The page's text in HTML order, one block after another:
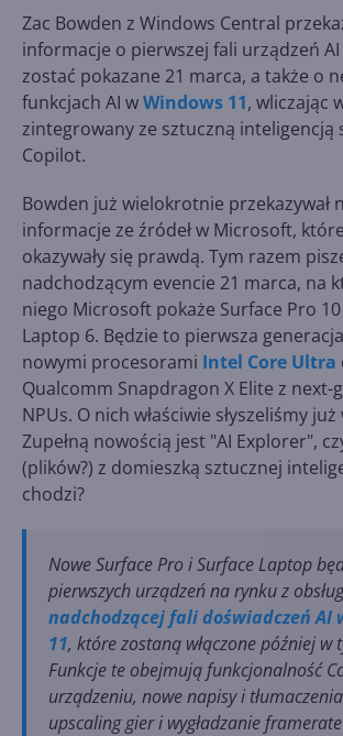
Zac Bowden z Windows Central
informacje o pierwszej fali urządzeń
zostać pokazane 21 marca, a także o
funkcjach AI wWindows 11, wliczając
zintegrowany ze sztuczną inteligencją
Copilot.
Bowden już wielokrotnie przekazywał
informacje ze źródeł w Microsoft,
okazywały się prawdą. Tym razem
nadchodzącym evencie 21 marca, na
niego Microsoft pokaże Surface Pro
Laptop 6. Będzie to pierwsza
nowymi procesorami Intel Core Ultra
Qualcomm Snapdragon X Elite z next-
NPUs. O nich właściwie słyszeliśmy
Zupełną nowością jest "AI Explorer",
(plików?) z domieszką sztucznej
chodzi?
Nowe Surface Pro i Surface Laptop
pierwszych urządzeń na rynku z
nadchodzącej fali doświadczeń AI
11, które zostaną włączone później w
Funkcje te obejmują funkcjonalność
urządzeniu, nowe napisy i
upscaling gier i wygładzanie